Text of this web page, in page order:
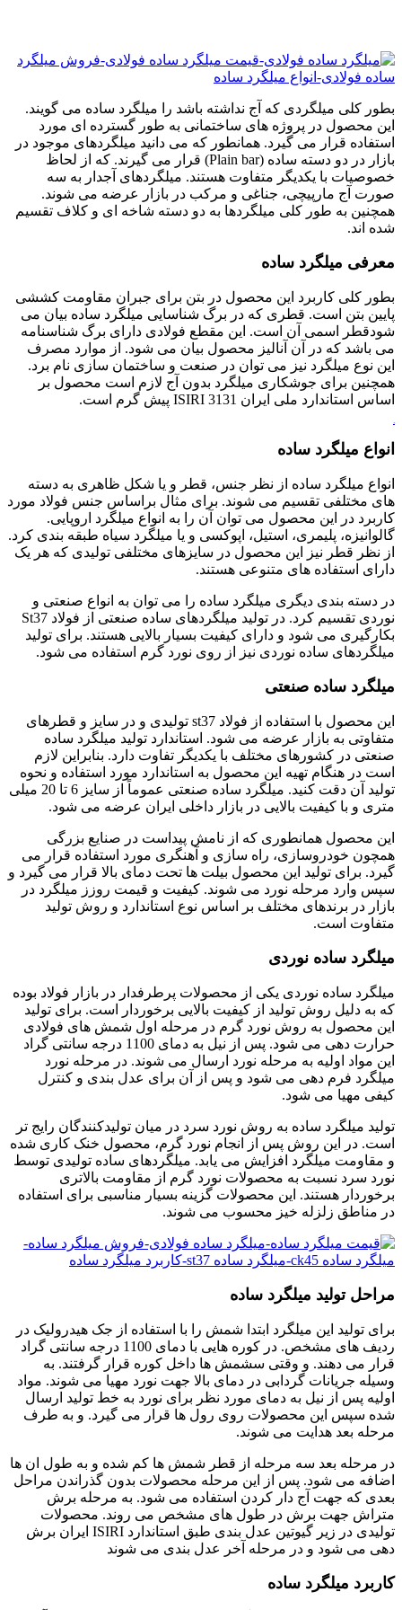
بطور کلی میلگردی که آج نداشته باشد را میلگرد ساده می گویند.
این محصول در پروژه های ساختمانی به طور گسترده ای مورد
استفاده قرار می گیرد. همانطور که می دانید میلگردهای موجود در
بازار در دو دسته ساده (Plain bar) قرار می گیرند. که از لحاظ
خصوصیات با یکدیگر متفاوت هستند. میلگردهای آجدار به سه
صورت آج مارپیچی، جناغی و مرکب در بازار عرضه می شوند.
همچنین به طور کلی میلگردها به دو دسته شاخه ای و کلاف تقسیم
شده اند.
معرفی میلگرد ساده
بطور کلی کاربرد این محصول در بتن برای جبران مقاومت کششی
پایین بتن است. قطری که در برگ شناسایی میلگرد ساده بیان می
شودقطر اسمی آن است. این مقطع فولادی دارای برگ شناسنامه
می باشد که در آن آنالیز محصول بیان می شود. از موارد مصرف
این نوع میلگرد نیز می توان در صنعت و ساختمان سازی نام برد.
همچنین برای جوشکاری میلگرد بدون آج لازم است محصول بر
اساس استاندارد ملی ایران ISIRI 3131 پیش گرم است.
انواع میلگرد ساده
انواع میلگرد ساده از نظر جنس، قطر و یا شکل ظاهری به دسته
های مختلفی تقسیم می شوند. برای مثال براساس جنس فولاد مورد
کاربرد در این محصول می توان آن را به انواع میلگرد اروپایی.
گالوانیزه، پلیمری، استیل، اپوکسی و یا میلگرد سیاه طبقه بندی کرد.
از نظر قطر نیز این محصول در سایزهای مختلفی تولیدی که هر یک
دارای استفاده های متنوعی هستند.
در دسته بندی دیگری میلگرد ساده را می توان به انواع صنعتی و
نوردی تقسیم کرد. در تولید میلگردهای ساده صنعتی از فولاد St37
بکارگیری می شود و دارای کیفیت بسیار بالایی هستند. برای تولید
میلگردهای ساده نوردی نیز از روی نورد گرم استفاده می شود.
میلگرد ساده صنعتی
این محصول با استفاده از فولاد st37 تولیدی و در سایز و قطرهای
متفاوتی به بازار عرضه می شود. استاندارد تولید میلگرد ساده
صنعتی در کشورهای مختلف با یکدیگر تفاوت دارد. بنابراین لازم
است در هنگام تهیه این محصول به استاندارد مورد استفاده و نحوه
تولید آن دقت کنید. میلگرد ساده صنعتی عموماً از سایز 6 تا 20 میلی
متری و با کیفیت بالایی در بازار داخلی ایران عرضه می شود.
این محصول همانطوری که از نامش پیداست در صنایع بزرگی
همچون خودروسازی، راه سازی و آهنگری مورد استفاده قرار می
گیرد. برای تولید این محصول بیلت ها تحت دمای بالا قرار می گیرد و
سپس وارد مرحله نورد می شوند. کیفیت و قیمت روزز میلگرد در
بازار در برندهای مختلف بر اساس نوع استاندارد و روش تولید
متفاوت است.
میلگرد ساده نوردی
میلگرد ساده نوردی یکی از محصولات پرطرفدار در بازار فولاد بوده
که به دلیل روش تولید از کیفیت بالایی برخوردار است. برای تولید
این محصول به روش نورد گرم در مرحله اول شمش های فولادی
حرارت دهی می شود. پس از نیل به دمای 1100 درجه سانتی گراد
این مواد اولیه به مرحله نورد ارسال می شوند. در مرحله نورد
میلگرد فرم دهی می شود و پس از آن برای عدل بندی و کنترل
کیفی مهیا می شود.
تولید میلگرد ساده به روش نورد سرد در میان تولیدکنندگان رایج تر
است. در این روش پس از انجام نورد گرم، محصول خنک کاری شده
و مقاومت میلگرد افزایش می یابد. میلگردهای ساده تولیدی توسط
نورد سرد نسبت به محصولات نورد گرم از مقاومت بالاتری
برخوردار هستند. این محصولات گزینه بسیار مناسبی برای استفاده
در مناطق زلزله خیز محسوب می شوند.
مراحل تولید میلگرد ساده
برای تولید این میلگرد ابتدا شمش را با استفاده از جک هیدرولیک در
ردیف های مشخص. در کوره هایی با دمای 1100 درجه سانتی گراد
قرار می دهند. و وقتی سشمش ها داخل کوره قرار گرفتند. به
وسیله جریانات گردابی در دمای بالا جهت نورد مهیا می شوند. مواد
اولیه پس از نیل به دمای مورد نظر برای نورد به خط تولید ارسال
شده سپس این محصولات روی رول ها قرار می گیرد. و به طرف
مرحله بعد هدایت می شوند.
در مرحله بعد سه مرحله از قطر شمش ها کم شده و به طول ان ها
اضافه می شود. پس از این مرحله محصولات بدون گذراندن مراحل
بعدی که جهت آج دار کردن استفاده می شود. به مرحله برش
متراش جهت برش در طول های مشخص می روند. محصولات
تولیدی در زیر گیوتین عدل بندی طبق استاندارد ISIRI ایران برش
دهی می شود و در مرحله آخر عدل بندی می شوند
کاربرد میلگرد ساده